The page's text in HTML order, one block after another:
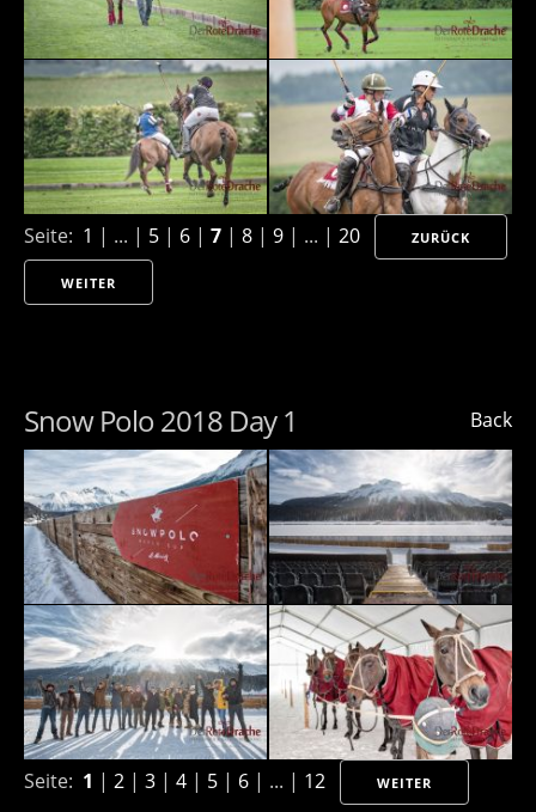
Seite: 1 | ... | 5 | 6 | 7 | 8 | 9 | ... | 20 ZURÜCK
WEITER
Back
Snow Polo 2018 Day 1
Seite: 1 | 2 | 3 | 4 | 5 | 6 | ... | 12 WEITER